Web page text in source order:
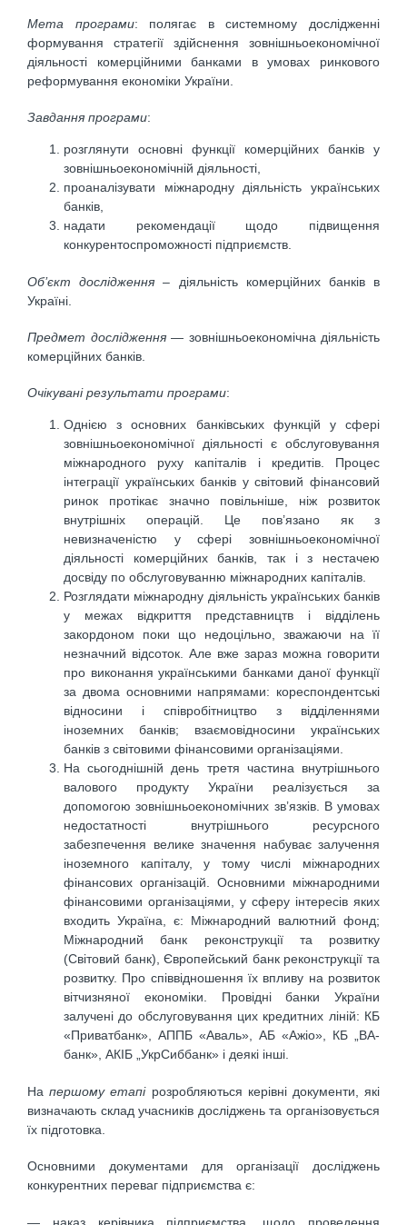
Мета програми: полягає в системному дослідженні
формування стратегії здійснення зовнішньоекономічної
діяльності комерційними банками в умовах ринкового
реформування економіки України.
Завдання програми:
розглянути основні функції комерційних банків у
зовнішньоекономічній діяльності,
проаналізувати міжнародну діяльність українських
банків,
надати рекомендації щодо підвищення
конкурентоспроможності підприємств.
Об’єкт дослідження – діяльність комерційних банків в
Україні.
Предмет дослідження— зовнішньоекономічна діяльність
комерційних банків.
Очікувані результати програми:
Однією з основних банківських функцій у сфері
зовнішньоекономічної діяльності є обслуговування
міжнародного руху капіталів і кредитів. Процес
інтеграції українських банків у світовий фінансовий
ринок протікає значно повільніше, ніж розвиток
внутрішніх операцій. Це пов’язано як з
невизначеністю у сфері зовнішньоекономічної
діяльності комерційних банків, так і з нестачею
досвіду по обслуговуванню міжнародних капіталів.
Розглядати міжнародну діяльність українських банків
у межах відкриття представництв і відділень
закордоном поки що недоцільно, зважаючи на її
незначний відсоток. Але вже зараз можна говорити
про виконання українськими банками даної функції
за двома основними напрямами: кореспондентські
відносини і співробітництво з відділеннями
іноземних банків; взаємовідносини українських
банків з світовими фінансовими організаціями.
На сьогоднішній день третя частина внутрішнього
валового продукту України реалізується за
допомогою зовнішньоекономічних зв’язків. В умовах
недостатності внутрішнього ресурсного
забезпечення велике значення набуває залучення
іноземного капіталу, у тому числі міжнародних
фінансових організацій. Основними міжнародними
фінансовими організаціями, у сферу інтересів яких
входить Україна, є: Міжнародний валютний фонд;
Міжнародний банк реконструкції та розвитку
(Світовий банк), Європейський банк реконструкції та
розвитку. Про співвідношення їх впливу на розвиток
вітчизняної економіки. Провідні банки України
залучені до обслуговування цих кредитних ліній: КБ
«Приватбанк», АППБ «Аваль», АБ «Ажіо», КБ „ВА-
банк», АКІБ „УкрСиббанк» і деякі інші.
Напершому етапірозробляються керівні документи, які
визначають склад учасників досліджень та організовується
їх підготовка.
Основними документами для організації досліджень
конкурентних переваг підприємства є:
— наказ керівника підприємства, щодо проведення